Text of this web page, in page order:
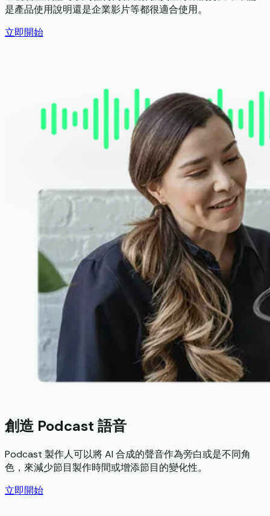
是產品使用說明還是企業影片等都很適合使用。
立即開始
創造 Podcast 語音
Podcast 製作人可以將 AI 合成的聲音作為旁白或是不同角
色，來減少節目製作時間或增添節目的變化性。
立即開始